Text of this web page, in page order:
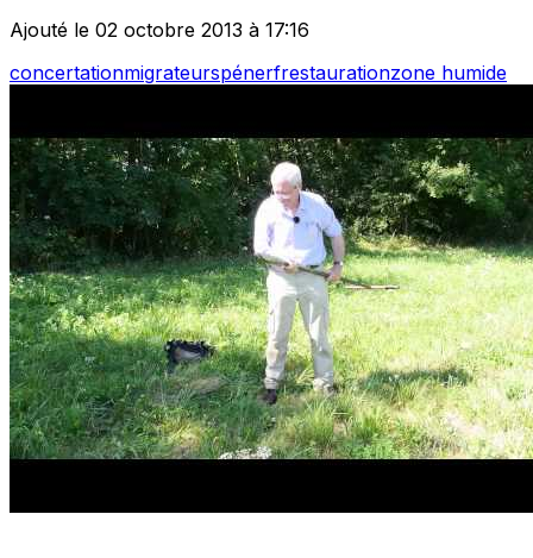
Ajouté le 02 octobre 2013 à 17:16
concertationmigrateurspénerfrestaurationzone humide